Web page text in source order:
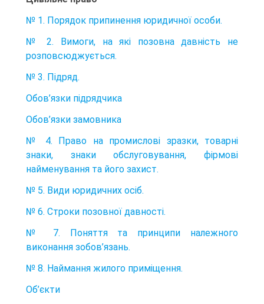
№ 1. Порядок припинення юридичної особи.
№ 2. Вимоги, на які позовна давність не
розповсюджується.
№ 3. Підряд.
Обов’язки підрядчика
Обов’язки замовника
№ 4. Право на промислові зразки, товарні
знаки, знаки обслуговування, фірмові
найменування та його захист.
№ 5. Види юридичних осіб.
№ 6. Строки позовної давності.
№ 7. Поняття та принципи належного
виконання зобов’язань.
№ 8. Наймання жилого приміщення.
Об’єкти